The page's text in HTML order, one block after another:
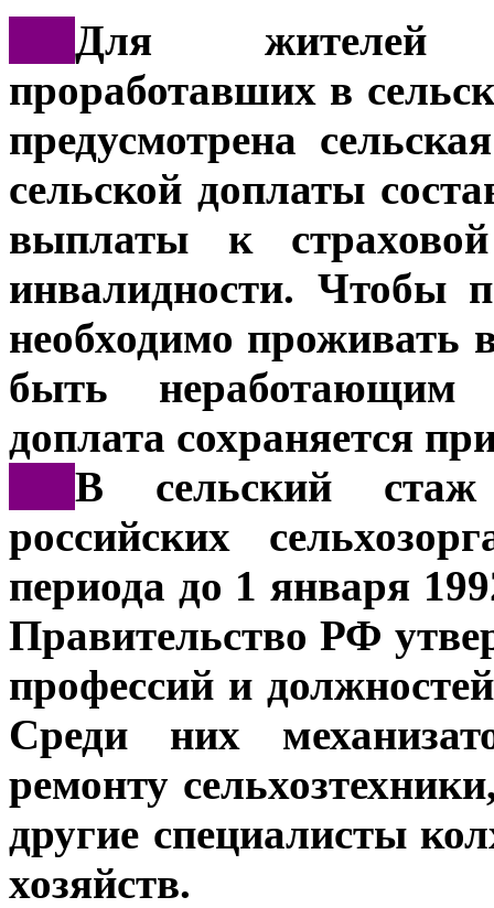
Для жителей
проработавших в
предусмотрена
сельской доплаты
выплаты к
инвалидности. Чтобы
необходимо проживать
быть неработающим
доплата сохраняется
В сельский стаж
российских
периода до 1 января
Правительство РФ
профессий и
Среди них
ремонту
другие специалисты
хозяйств.